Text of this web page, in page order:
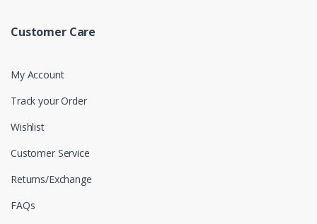
Customer Care
My Account
Track your Order
Wishlist
Customer Service
Returns/Exchange
FAQs